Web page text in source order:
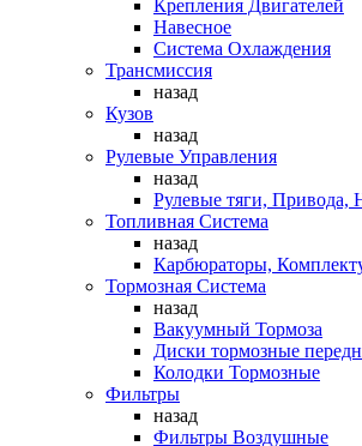
Крепления Двигателей
Навесное
Система Охлаждения
Трансмиссия
назад
Кузов
назад
Рулевые Управления
назад
Рулевые тяги, Привода,
Топливная Система
назад
Карбюраторы,
Тормозная Система
назад
Вакуумный Тормоза
Диски тормозные
Колодки Тормозные
Фильтры
назад
Фильтры Воздушные